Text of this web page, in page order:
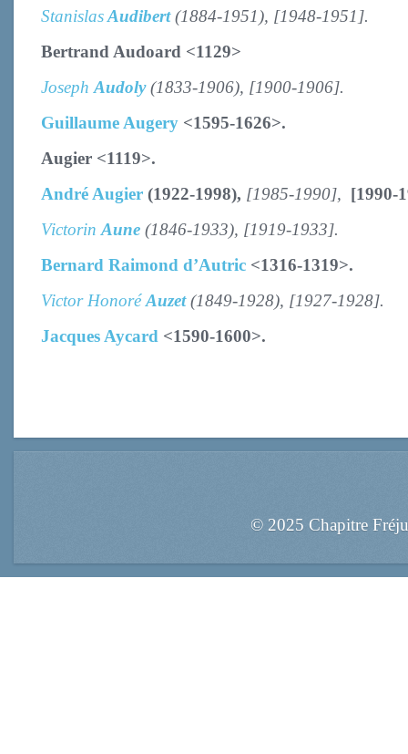
StanislasAudibert(1884-1951), [1948-1951].
Bertrand Audoard <1129>
Joseph Audoly(1833-1906), [1900-1906].
Guillaume Augery <1595-1626>.
Augier <1119>.
André Augier (1922-1998), [1985-1990], [1990-
Victorin Aune (1846-1933), [1919-1933].
Bernard Raimond d’Autric <1316-1319>.
Victor HonoréAuzet (1849-1928), [1927-1928].
Jacques Aycard <1590-1600>.
© 2025 Chapitre